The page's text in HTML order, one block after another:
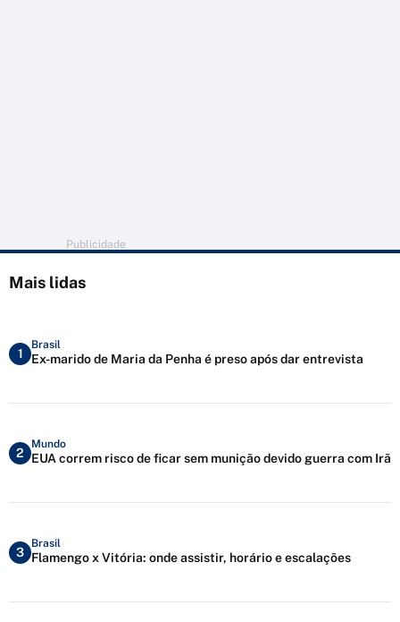
Publicidade
Mais lidas
1
Brasil
Ex-marido de Maria da Penha é preso após dar entrevista
2
Mundo
EUA correm risco de ficar sem munição devido guerra com Irã
3
Brasil
Flamengo x Vitória: onde assistir, horário e escalações